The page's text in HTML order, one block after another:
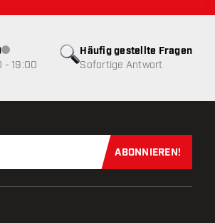
Häufig gestellte Fragen
Sofortige Antwort
Kundenservice nicht verfügbar
- 19:00
Jetzt für
ABONNIEREN!